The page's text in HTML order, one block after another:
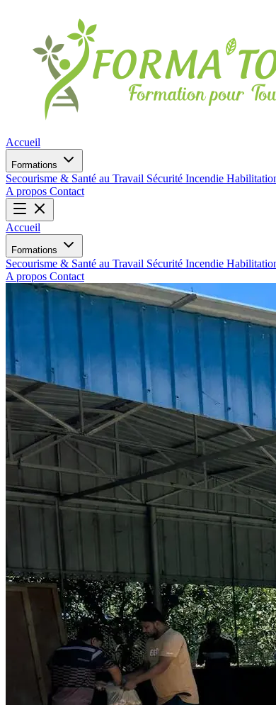
Accueil
Formations
Secourisme & Santé au Travail Sécurité Incendie
A propos Contact
Accueil
Formations
Secourisme & Santé au Travail Sécurité Incendie
A propos Contact